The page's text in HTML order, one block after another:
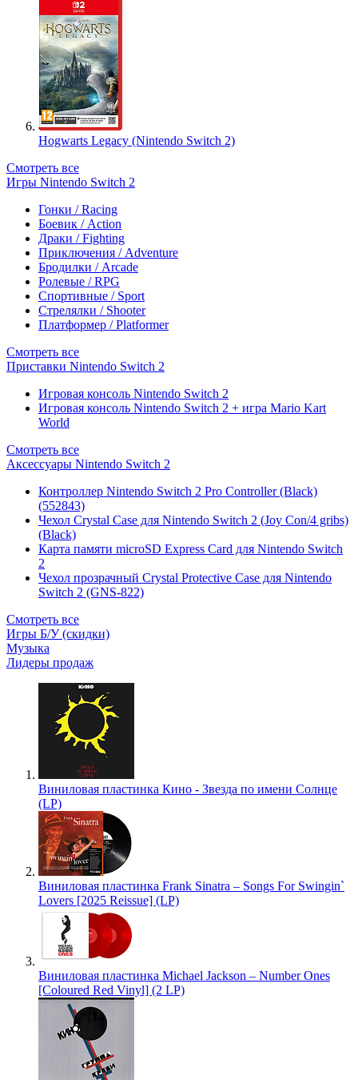
Hogwarts Legacy (Nintendo Switch 2)
Смотреть все
Игры Nintendo Switch 2
Гонки / Racing
Боевик / Action
Драки / Fighting
Приключения / Adventure
Бродилки / Arcade
Ролевые / RPG
Спортивные / Sport
Стрелялки / Shooter
Платформер / Platformer
Смотреть все
Приставки Nintendo Switch 2
Игровая консоль Nintendo Switch 2
Игровая консоль Nintendo Switch 2 + игра Mario Kart
World
Смотреть все
Аксессуары Nintendo Switch 2
Контроллер Nintendo Switch 2 Pro Controller (Black)
(552843)
Чехол Сrystal Сase для Nintendo Switch 2 (Joy Con/4 gribs)
(Black)
Карта памяти microSD Express Card для Nintendo Switch
2
Чехол прозрачный Crystal Protective Case для Nintendo
Switch 2 (GNS-822)
Смотреть все
Игры Б/У (скидки)
Музыка
Лидеры продаж
Виниловая пластинка Кино - Звезда по имени Солнце
(LP)
Виниловая пластинка Frank Sinatra – Songs For Swingin`
Lovers [2025 Reissue] (LP)
Виниловая пластинка Michael Jackson – Number Ones
[Coloured Red Vinyl] (2 LP)